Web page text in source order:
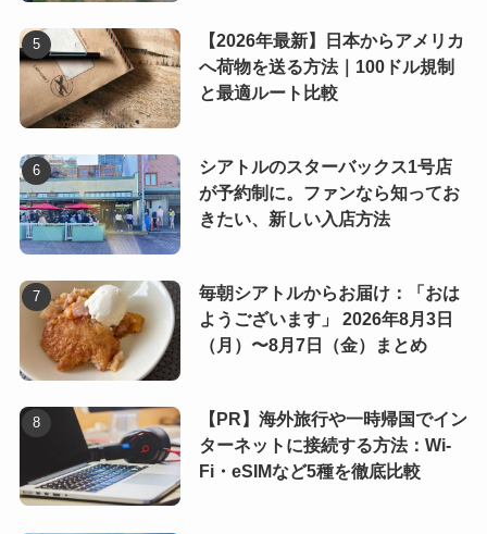
【2026年最新】日本からアメリカ
へ荷物を送る方法｜100ドル規制
と最適ルート比較
シアトルのスターバックス1号店
が予約制に。ファンなら知ってお
きたい、新しい入店方法
毎朝シアトルからお届け：「おは
ようございます」 2026年8月3日
（月）〜8月7日（金）まとめ
【PR】海外旅行や一時帰国でイン
ターネットに接続する方法：Wi-
Fi・eSIMなど5種を徹底比較